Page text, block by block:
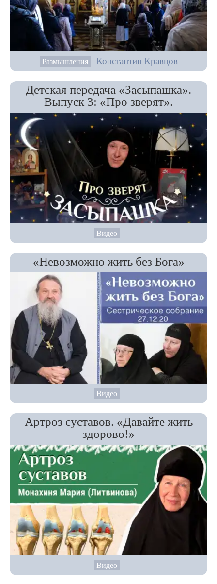
Размышления Константин Кравцов
Детская передача «Засыпашка».
Выпуск 3: «Про зверят».
Видео
«Невозможно жить без Бога»
Видео
Артроз суставов. «Давайте жить
здорово!»
Видео